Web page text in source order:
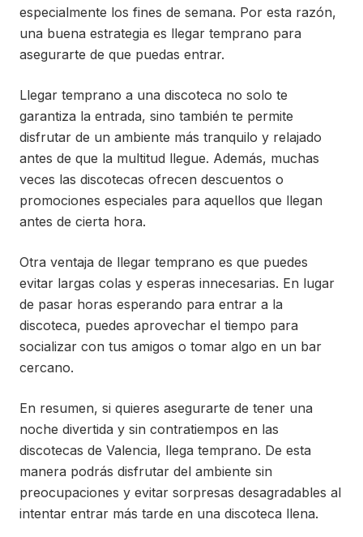
especialmente los fines de semana. Por esta razón,
una buena estrategia es llegar temprano para
asegurarte de que puedas entrar.
Llegar temprano a una discoteca no solo te
garantiza la entrada, sino también te permite
disfrutar de un ambiente más tranquilo y relajado
antes de que la multitud llegue. Además, muchas
veces las discotecas ofrecen descuentos o
promociones especiales para aquellos que llegan
antes de cierta hora.
Otra ventaja de llegar temprano es que puedes
evitar largas colas y esperas innecesarias. En lugar
de pasar horas esperando para entrar a la
discoteca, puedes aprovechar el tiempo para
socializar con tus amigos o tomar algo en un bar
cercano.
En resumen, si quieres asegurarte de tener una
noche divertida y sin contratiempos en las
discotecas de Valencia, llega temprano. De esta
manera podrás disfrutar del ambiente sin
preocupaciones y evitar sorpresas desagradables al
intentar entrar más tarde en una discoteca llena.